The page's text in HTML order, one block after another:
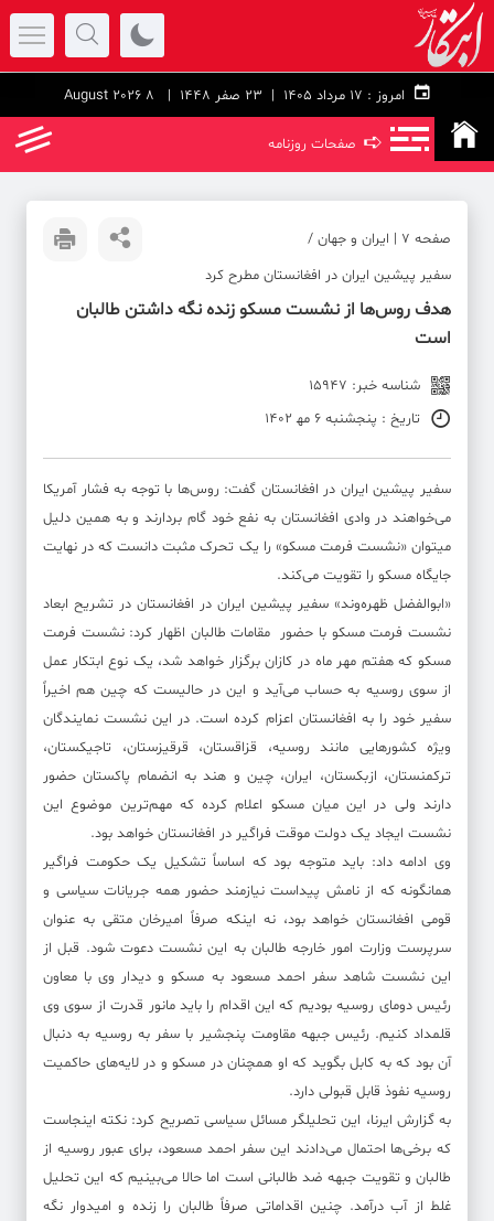
امروز : 23 صفر 1448 | 8 August 2026
➪ صفحات روزنامه
صفحه ۷ | ایران و جهان /
سفیر پیشین ایران در افغانستان مطرح کرد
هدف روس‌ها از نشست مسکو زنده‌ نگه‌ داشتن طالبان
است
شناسه خبر: 15947
تاریخ : پنجشنبه 6 مه‍ 1402
سفیر پیشین ایران در افغانستان گفت: روس‌ها با توجه به فشار آمریکا
می‌خواهند در وادی افغانستان به نفع خود گام بردارند و به همین دلیل
میتوان «نشست فرمت مسکو» را یک تحرک مثبت دانست که در نهایت
جایگاه مسکو را تقویت می‌کند.
«ابوالفضل ظهره‌وند» سفیر پیشین ایران در افغانستان در تشریح ابعاد
نشست فرمت مسکو با حضور مقامات طالبان اظهار کرد: نشست فرمت
مسکو که هفتم مهر ماه در کازان برگزار خواهد شد، یک نوع ابتکار عمل
از سوی روسیه به حساب می‌آید و این در حالیست که چین هم اخیراً
سفیر خود را به افغانستان اعزام کرده است. در این نشست نمایندگان
ویژه کشورهایی مانند روسیه، قزاقستان، قرقیزستان، تاجیکستان،
ترکمنستان، ازبکستان، ایران، چین و هند به انضمام پاکستان حضور
دارند ولی در این میان مسکو اعلام کرده که مهم‌ترین موضوع این
نشست ایجاد یک دولت موقت فراگیر در افغانستان خواهد بود.
وی ادامه داد: باید متوجه بود که اساساً تشکیل یک حکومت فراگیر
همانگونه که از نامش پیداست نیازمند حضور همه جریانات سیاسی و
قومی افغانستان خواهد بود، نه اینکه صرفاً امیرخان متقی به عنوان
سرپرست وزارت امور خارجه طالبان به این نشست دعوت شود. قبل از
این نشست شاهد سفر احمد مسعود به مسکو و دیدار وی با معاون
رئیس دومای روسیه بودیم که این اقدام را باید مانور قدرت از سوی وی
قلمداد کنیم. رئیس جبهه مقاومت پنجشیر با سفر به روسیه به دنبال
آن بود که به کابل بگوید که او همچنان در مسکو و در لایه‌های حاکمیت
روسیه نفوذ قابل قبولی دارد.
به گزارش ایرنا، این تحلیلگر مسائل سیاسی تصریح کرد: نکته اینجاست
که برخی‌ها احتمال می‌دادند این سفر احمد مسعود، برای عبور روسیه از
طالبان و تقویت جبهه ضد طالبانی است اما حالا می‌بینیم که این تحلیل
غلط از آب درآمد. چنین اقداماتی صرفاً طالبان را زنده و امیدوار نگه